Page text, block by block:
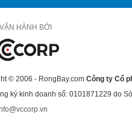
HÀNH BỞI
© 2006 - RongBay.com Công ty Cổ
ký kinh doanh số: 0101871229 do